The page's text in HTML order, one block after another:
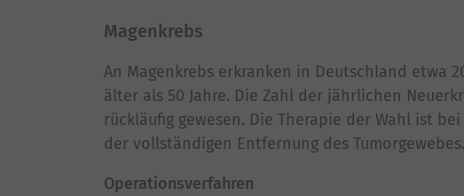
Magenkrebs
An Magenkrebs erkranken in Deutschland etwa
älter als 50 Jahre. Die Zahl der jährlichen
rückläufig gewesen. Die Therapie der Wahl ist
der vollständigen Entfernung des Tumorgewebes.
Operationsverfahren